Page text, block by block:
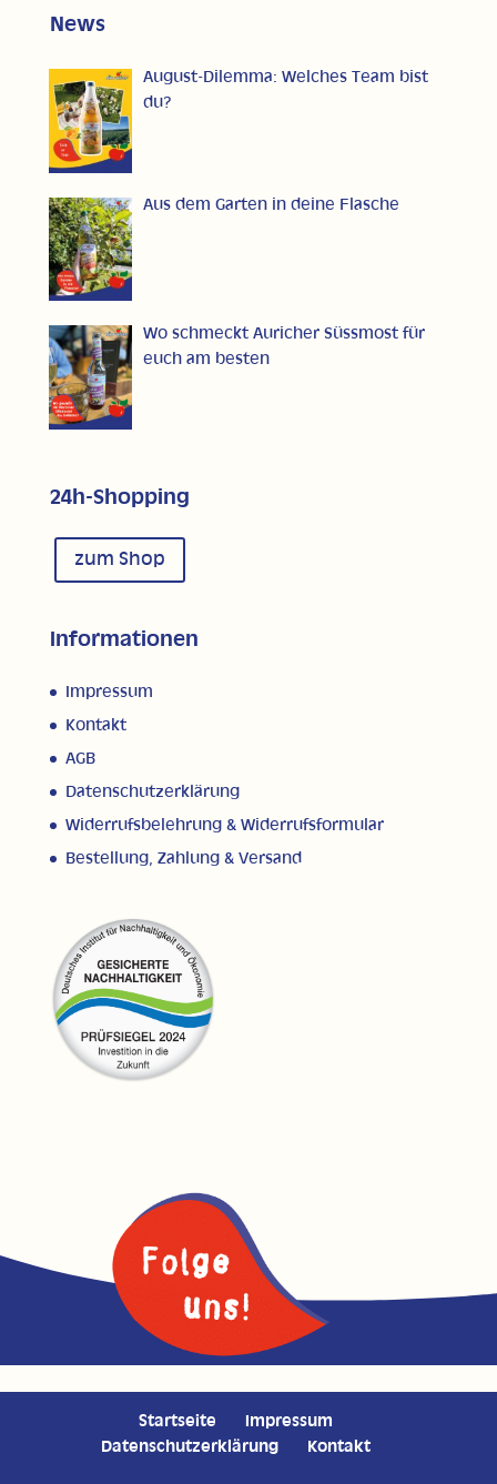
News
August-Dilemma: Welches Team bist
du?
Aus dem Garten in deine Flasche
Wo schmeckt Auricher Süssmost für
euch am besten
24h-Shopping
zum Shop
Informationen
Impressum
Kontakt
AGB
Datenschutzerklärung
Widerrufsbelehrung & Widerrufsformular
Bestellung, Zahlung & Versand
Startseite
Impressum
Datenschutzerklärung
Kontakt